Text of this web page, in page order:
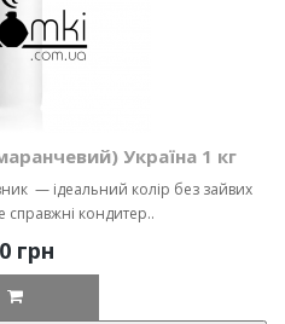
Україна 1 кг
— ідеальний колір без зайвих
справжні кондитер..
грн